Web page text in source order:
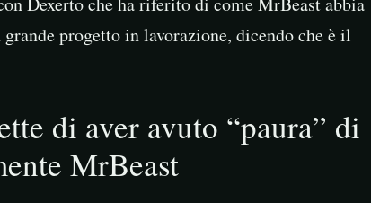
progetto in lavorazione, dicendo che è il
di aver avuto “paura” di
MrBeast